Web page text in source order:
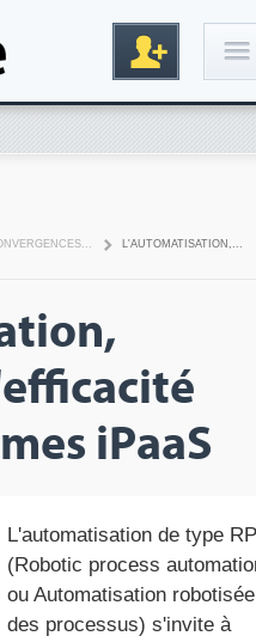
Inscription
gratuite
L'AUTOMATISATION,...
iPaaS
L'automatisation de type
(Robotic process
ou Automatisation robotisée
des processus) s'invite à